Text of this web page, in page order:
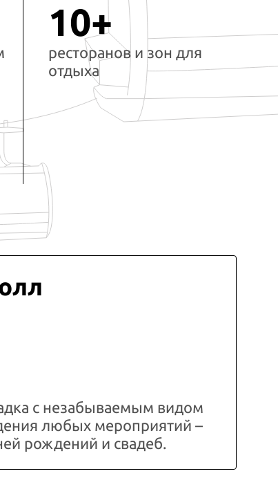
10+
ресторанов и зон для
отдыха
с незабываемым видом
любых мероприятий –
рождений и свадеб.